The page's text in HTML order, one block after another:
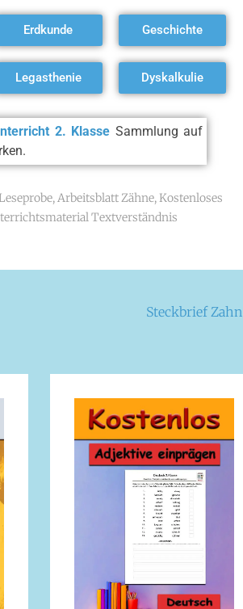
Erdkunde Geschichte
Legasthenie Dyskalkulie
2. Klasse Sammlung auf
,Arbeitsblatt Zähne,Kostenloses
Textverständnis
Steckbrief Zahn